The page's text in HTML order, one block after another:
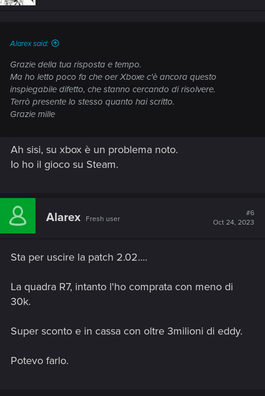
Alarex said:
Grazie della tua risposta e tempo.
Ma ho letto poco fa che oer Xboxe c'è ancora questo
inspiegabile difetto, che stanno cercando di risolvere.
Terrò presente lo stesso quanto hai scritto.
Grazie mille
Ah sisi, su xbox è un problema noto.
Io ho il gioco su Steam.
Alarex Fresh user
#6
Oct 24, 2023
Sta per uscire la patch 2.02....
La quadra R7, intanto l'ho comprata con meno di
30k.
Super sconto e in cassa con oltre 3milioni di eddy.
Potevo farlo.